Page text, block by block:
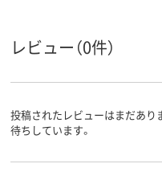
レビュー（0件）
投稿されたレビューはまだあり
待ちしています。